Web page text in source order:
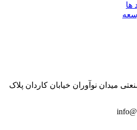
ها
کیش فاز 3 صنعتی میدان نوآوران خیابان کاردان پلاک